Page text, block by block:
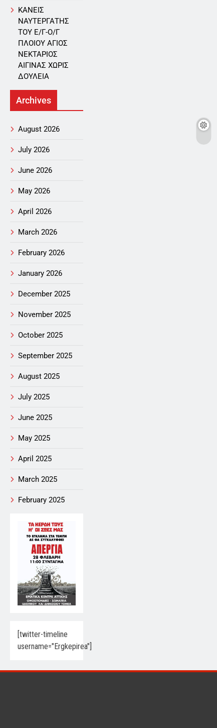
ΚΑΝΕΙΣ
ΝΑΥΤΕΡΓΑΤΗΣ
TOY Ε/Γ-Ο/Γ
ΠΛΟΙΟY ΑΓΙΟΣ
ΝΕΚΤΑΡΙΟΣ
ΑΙΓΙΝΑΣ ΧΩΡΙΣ
ΔΟΥΛΕΙΑ
Archives
August 2026
July 2026
June 2026
May 2026
April 2026
March 2026
February 2026
January 2026
December 2025
November 2025
October 2025
September 2025
August 2025
July 2025
June 2025
May 2025
April 2025
March 2025
February 2025
[twitter-timeline
username="Ergkepirea"]